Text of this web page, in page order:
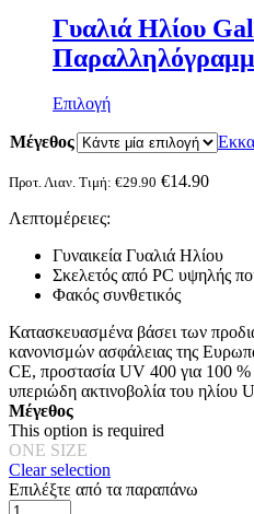
Γυαλιά Ηλίου
ΕπιλογήΑυτό
προϊόν
πολλαπλές
μπορούν
να
επιλεγούν
σελίδα
του
προϊόντος
Μέγεθος
Προτ. Λιαν. Τιμή: €29.90 €14.90
Λεπτομέρειες:
Γυναικεία Γυαλιά Ηλίου
Σκελετός από PC υψηλής
Φακός συνθετικός
Κατασκευασμένα βάσει των
κανονισμών ασφάλειας της
CE, προστασία UV 400 για 100 %
υπεριώδη ακτινοβολία του
Μέγεθος
This option is required
ONE SIZE
Clear selection
Επιλέξτε από τα παραπάνω
Γυαλιά